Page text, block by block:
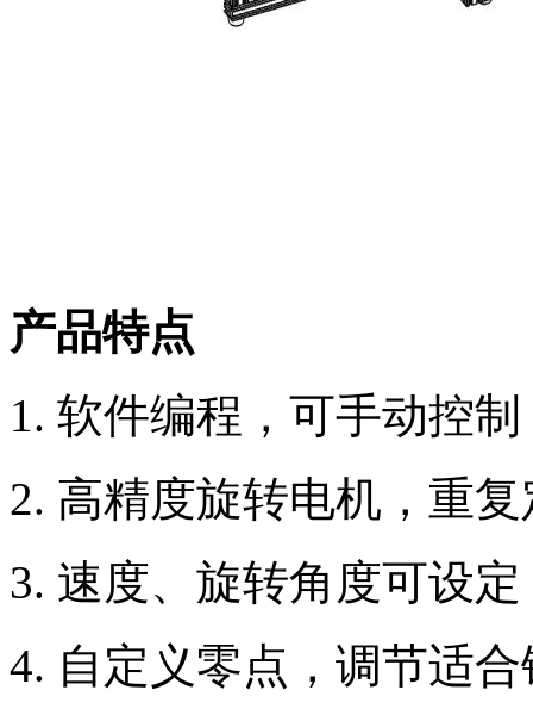
产品特点
1. 软件编程，可手动控制
2. 高精度旋转电机，重复
3. 速度、旋转角度可设
4. 自定义零点，调节适